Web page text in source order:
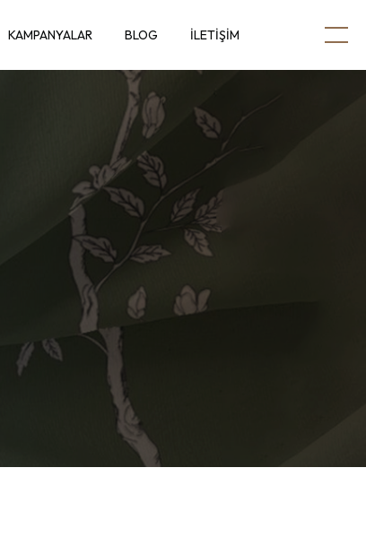
KAMPANYALAR BLOG İLETIŞIM